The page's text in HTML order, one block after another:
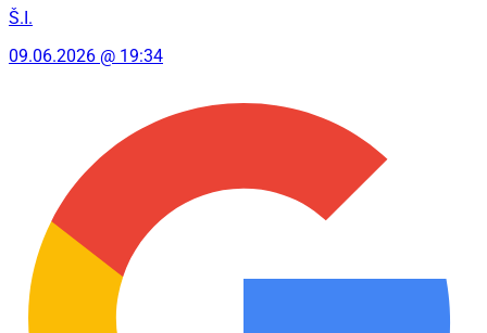
Š.I.
09.06.2026 @ 19:34